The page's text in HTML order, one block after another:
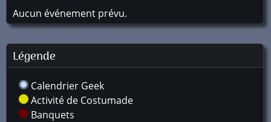
Aucun événement prévu.
Légende
Calendrier Geek
Activité de Costumade
Banquets